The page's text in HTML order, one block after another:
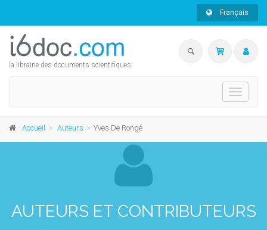
Français
la librairie des documents scientifiques
Toggle
Accueil Auteurs Yves De Rongé
AUTEURS ET CONTRIBUTEURS